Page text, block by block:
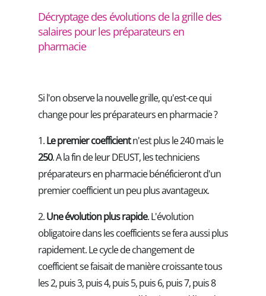
Décryptage des évolutions de la grille des
salaires pour les préparateurs en
pharmacie
Si l'on observe la nouvelle grille, qu'est-ce qui
change pour les préparateurs en pharmacie ?
1.Le premier coefficientn'est plus le 240 mais le
250. A la fin de leur DEUST, les techniciens
préparateurs en pharmacie bénéficieront d'un
premier coefficient un peu plus avantageux.
2.Une évolution plus rapide. L'évolution
obligatoire dans les coefficients se fera aussi plus
rapidement. Le cycle de changement de
coefficient se faisait de manière croissante tous
les 2, puis 3, puis 4, puis 5, puis 6, puis 7, puis 8